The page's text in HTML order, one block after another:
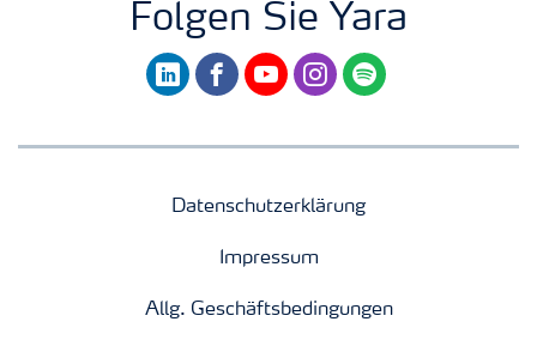
Folgen Sie Yara
linkedinfacebookyoutubeinstagram
spotify
Datenschutzerklärung
Impressum
Allg. Geschäftsbedingungen